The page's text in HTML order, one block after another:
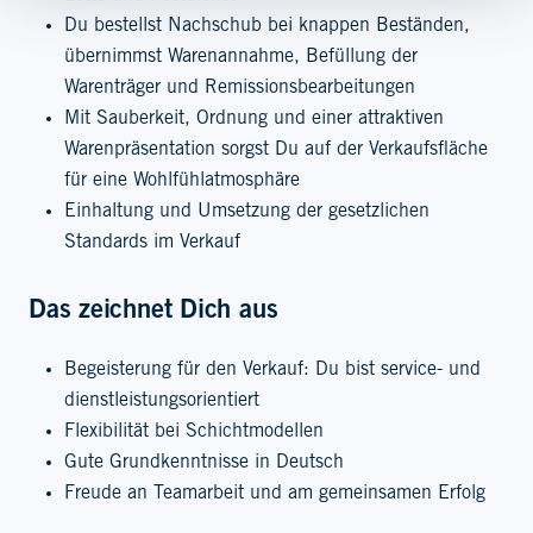
Du bestellst Nachschub bei knappen Beständen,
übernimmst Warenannahme, Befüllung der
Warenträger und Remissionsbearbeitungen
Mit Sauberkeit, Ordnung und einer attraktiven
Warenpräsentation sorgst Du auf der Verkaufsfläche
für eine Wohlfühlatmosphäre
Einhaltung und Umsetzung der gesetzlichen
Standards im Verkauf
Das zeichnet Dich aus
Begeisterung für den Verkauf: Du bist service- und
dienstleistungsorientiert
Flexibilität bei Schichtmodellen
Gute Grundkenntnisse in Deutsch
Freude an Teamarbeit und am gemeinsamen Erfolg